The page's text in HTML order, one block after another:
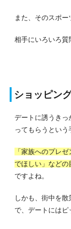
また、そのスポー
相手にいろいろ質
ショッピン
デートに誘うきっ
ってもらうという
「家族へのプレ
でほしい」など
ですよね。
しかも、街中を
で、デートにはピ